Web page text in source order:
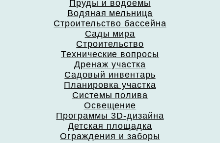
Пруды и водоемы
Водяная мельница
Строительство бассейна
Сады мира
Строительство
Технические вопросы
Дренаж участка
Садовый инвентарь
Планировка участка
Системы полива
Освещение
Программы 3D-дизайна
Детская площадка
Ограждения и заборы